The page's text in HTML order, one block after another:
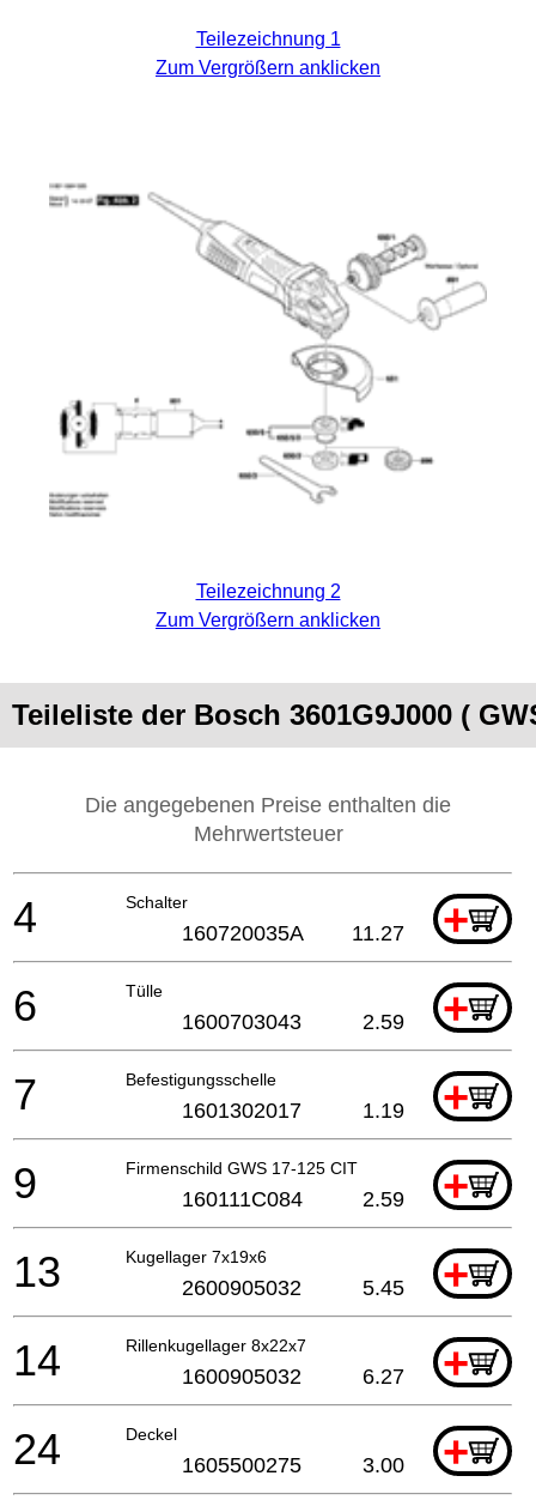
Teilezeichnung 1
Zum Vergrößern anklicken
Teilezeichnung 2
Zum Vergrößern anklicken
Teileliste der Bosch 3601G9J000 (
Die angegebenen Preise enthalten die
Mehrwertsteuer
Schalter +
4 160720035A 11.27
Tülle +
6 1600703043 2.59
Befestigungsschelle +
7 1601302017 1.19
Firmenschild GWS 17-125 CIT +
9 160111C084 2.59
Kugellager 7x19x6 +
13 2600905032 5.45
Rillenkugellager 8x22x7 +
14 1600905032 6.27
Deckel +
24 1605500275 3.00